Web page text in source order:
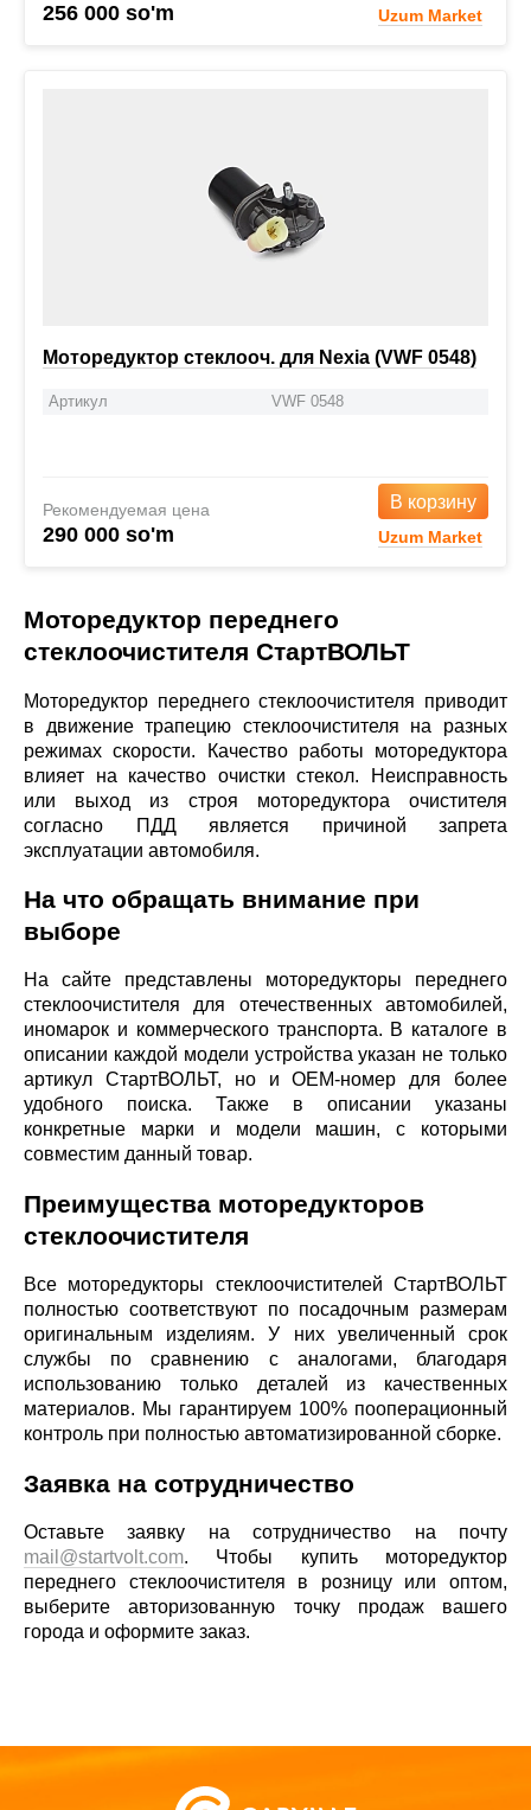
256 000 so'm Uzum Market
Моторедуктор стеклооч. для Nexia (VWF 0548)
Артикул VWF 0548
Рекомендуемая цена
290 000 so'm
В корзину
Uzum Market
Моторедуктор переднего
стеклоочистителя СтартВОЛЬТ
Моторедуктор переднего стеклоочистителя приводит
в движение трапецию стеклоочистителя на разных
режимах скорости. Качество работы моторедуктора
влияет на качество очистки стекол. Неисправность
или выход из строя моторедуктора очистителя
согласно ПДД является причиной запрета
эксплуатации автомобиля.
На что обращать внимание при
выборе
На сайте представлены моторедукторы переднего
стеклоочистителя для отечественных автомобилей,
иномарок и коммерческого транспорта. В каталоге в
описании каждой модели устройства указан не только
артикул СтартВОЛЬТ, но и ОЕМ-номер для более
удобного поиска. Также в описании указаны
конкретные марки и модели машин, с которыми
совместим данный товар.
Преимущества моторедукторов
стеклоочистителя
Все моторедукторы стеклоочистителей СтартВОЛЬТ
полностью соответствуют по посадочным размерам
оригинальным изделиям. У них увеличенный срок
службы по сравнению с аналогами, благодаря
использованию только деталей из качественных
материалов. Мы гарантируем 100% пооперационный
контроль при полностью автоматизированной сборке.
Заявка на сотрудничество
Оставьте заявку на сотрудничество на почту
mail@startvolt.com. Чтобы купить моторедуктор
переднего стеклоочистителя в розницу или оптом,
выберите авторизованную точку продаж вашего
города и оформите заказ.